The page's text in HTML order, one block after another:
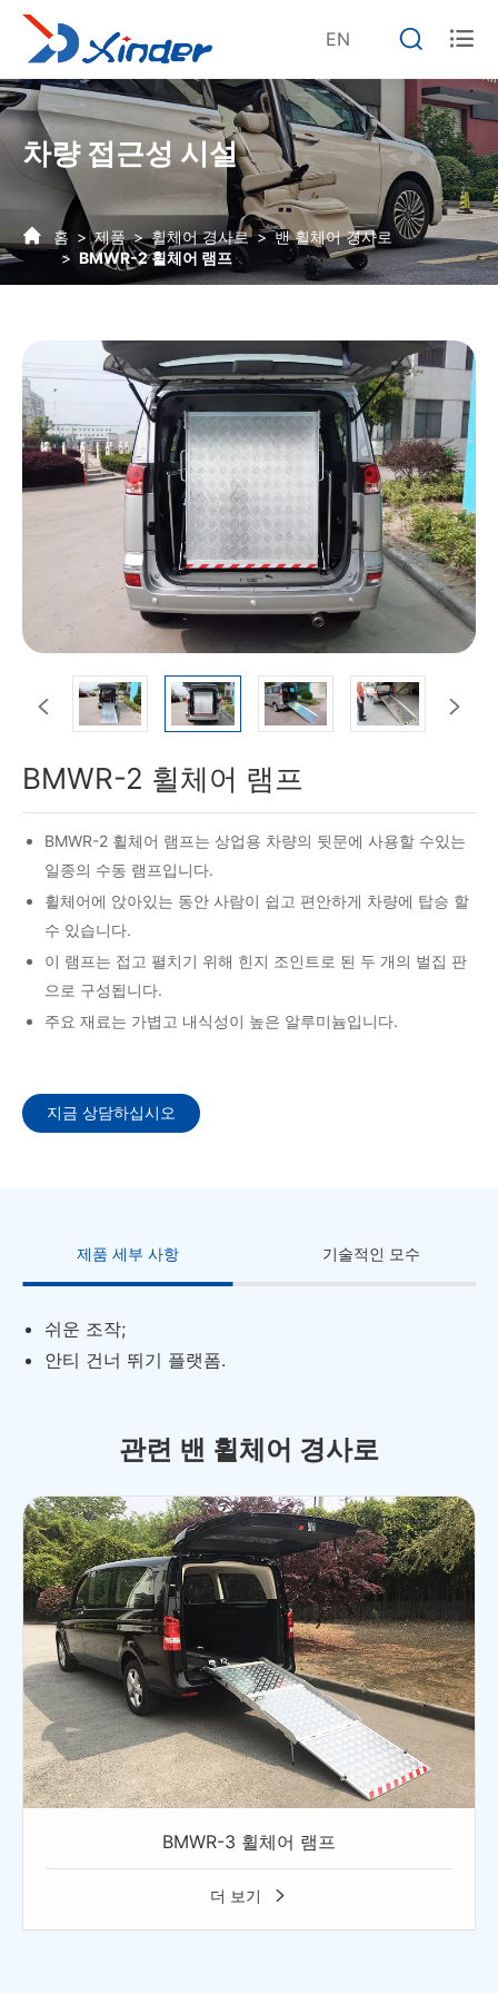
EN  
차량 접근성 시설
홈 제품 휠체어 경사로
밴 휠체어 경사로
BMWR-2 휠체어 램프
 
BMWR-2 휠체어 램프
BMWR-2 휠체어 램프는 상업용 차량의 뒷문에 사용할 수있는
일종의 수동 램프입니다.
휠체어에 앉아있는 동안 사람이 쉽고 편안하게 차량에 탑승 할
수 있습니다.
이 램프는 접고 펼치기 위해 힌지 조인트로 된 두 개의 벌집 판
으로 구성됩니다.
주요 재료는 가볍고 내식성이 높은 알루미늄입니다.
지금 상담하십시오
제품 세부 사항 기술적인 모수
쉬운 조작;
안티 건너 뛰기 플랫폼.
관련 밴 휠체어 경사로
BMWR-3 휠체어 램프
더 보기 